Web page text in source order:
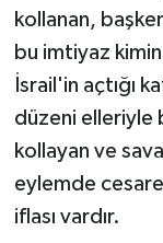
kollanan,
bu imtiyaz
İsrail'in açtığı
düzeni elleriyle
kollayan ve
eylemde
iflası vardır.